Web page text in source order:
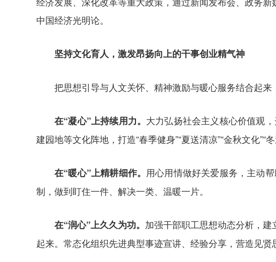
中国经济光明论。
坚持文化育人，激发昂扬向上的干事创业精气神
把思想引导与人文关怀、精神激励与暖心服务结合起来
在“凝心”上持续用力。 大力弘扬社会主义核心价值观
建园地等文化阵地，打造“春季健身”“夏送清凉”“金秋文化
在“暖心”上精耕细作。 用心用情做好关爱服务，主动
制，做到盯住一件、解决一类、温暖一片。
在“润心”上久久为功。 加强干部职工思想动态分析，
起来。常态化组织先进典型事迹宣讲、经验分享，营造见贤